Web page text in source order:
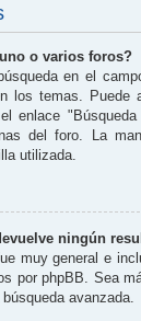
o varios foros?
en el
los temas. Puede
enlace
del foro. La
utilizada.
ningún
muy general e
por phpBB. Sea
avanzada.